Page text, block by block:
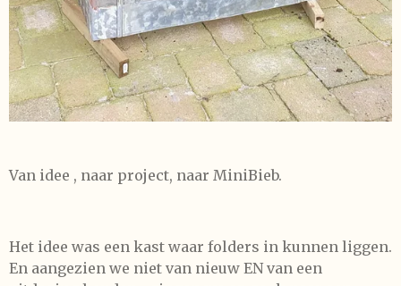
Van idee , naar project, naar MiniBieb.
Het idee was een kast waar folders in kunnen liggen.
En aangezien we niet van nieuw EN van een